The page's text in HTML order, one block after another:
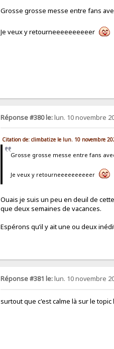
Grosse grosse messe entre fans
Je veux y retourneeeeeeeeeer
Réponse #380 le:lun. 10 novembre
Citation de: climbatize le lun. 10 novembre
Grosse grosse messe entre fans
Je veux y retourneeeeeeeeeer
Ouais je suis un peu en deuil de
que deux semaines de vacances.
Espérons qu’il y ait une ou deux
Réponse #381 le:lun. 10 novembre
surtout que c'est calme là sur le topic